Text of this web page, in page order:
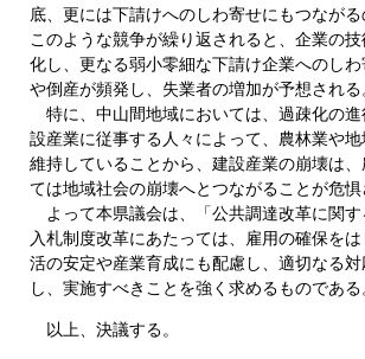
底、更には下請けへのしわ寄せにもつながる
このような競争が繰り返されると、企業の
化し、更なる弱小零細な下請け企業へのし
や倒産が頻発し、失業者の増加が予想される
特に、中山間地域においては、過疎化の進
設産業に従事する人々によって、農林業や
維持していることから、建設産業の崩壊は
ては地域社会の崩壊へとつながることが危惧
よって本県議会は、「公共調達改革に関す
入札制度改革にあたっては、雇用の確保を
活の安定や産業育成にも配慮し、適切なる
し、実施すべきことを強く求めるものである
以上、決議する。